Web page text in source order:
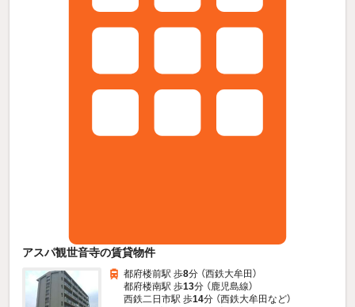
アスパ観世音寺の賃貸物件
都府楼前駅 歩8分 （西鉄大牟田）
都府楼南駅 歩13分 （鹿児島線）
西鉄二日市駅 歩14分 （西鉄大牟田など）